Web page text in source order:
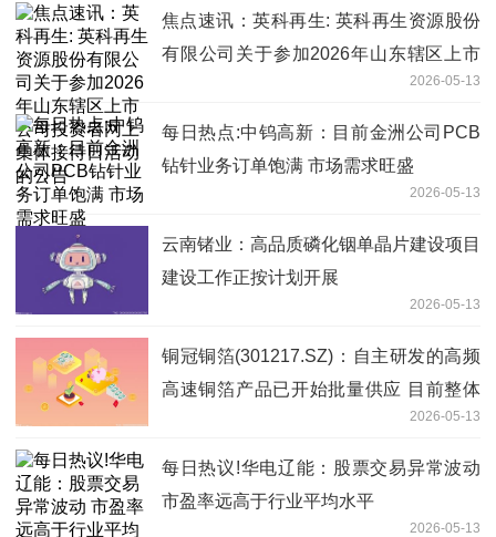
焦点速讯：英科再生: 英科再生资源股份
有限公司关于参加2026年山东辖区上市
公司投资者网上集体接待日活动的公告
2026-05-13
每日热点:中钨高新：目前金洲公司PCB
钻针业务订单饱满 市场需求旺盛
2026-05-13
云南锗业：高品质磷化铟单晶片建设项目
建设工作正按计划开展
2026-05-13
铜冠铜箔(301217.SZ)：自主研发的高频
高速铜箔产品已开始批量供应 目前整体
2026-05-13
每日热议!华电辽能：股票交易异常波动
市盈率远高于行业平均水平
2026-05-13